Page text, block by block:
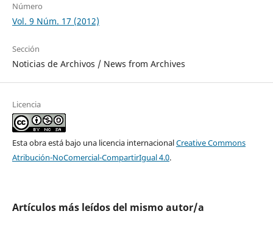
Número
Vol. 9 Núm. 17 (2012)
Sección
Noticias de Archivos / News from Archives
Licencia
Esta obra está bajo una licencia internacionalCreative Commons
Atribución-NoComercial-CompartirIgual 4.0.
Artículos más leídos del mismo autor/a